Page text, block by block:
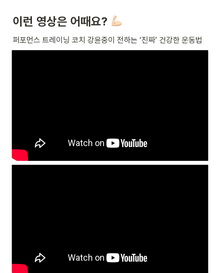
이런 영상은 어때요?
퍼포먼스 트레이닝 코치 강윤중이 전하는 ‘진짜’ 건강한 운동법